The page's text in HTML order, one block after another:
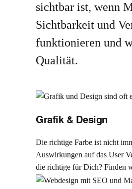
sichtbar ist, wenn
Sichtbarkeit und
funktionieren und
Qualität.
Grafik & Design
Die richtige Farbe ist nicht
Auswirkungen auf das User
die richtige für Dich? Finden